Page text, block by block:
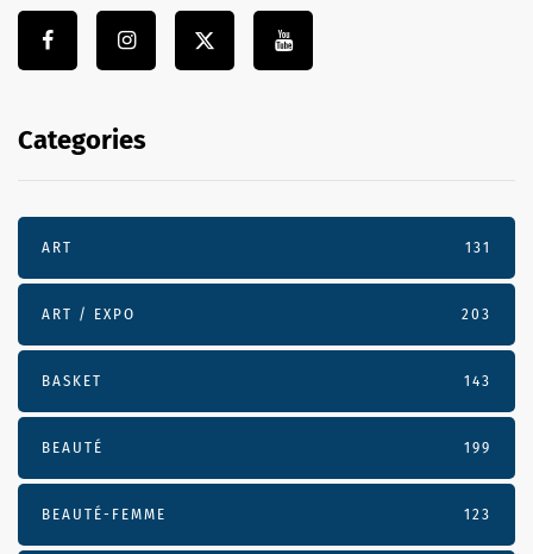
Categories
ART 131
ART / EXPO 203
BASKET 143
BEAUTÉ 199
BEAUTÉ-FEMME 123